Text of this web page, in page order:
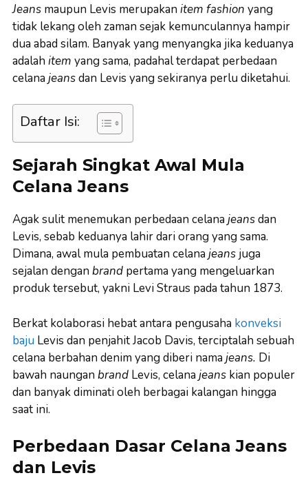
Jeans maupun Levis merupakan item fashion yang
tidak lekang oleh zaman sejak kemunculannya hampir
dua abad silam. Banyak yang menyangka jika keduanya
adalah item yang sama, padahal terdapat perbedaan
celana jeansdan Levis yang sekiranya perlu diketahui.
Daftar Isi:
Sejarah Singkat Awal Mula
Celana Jeans
Agak sulit menemukan perbedaan celana jeansdan
Levis, sebab keduanya lahir dari orang yang sama.
Dimana, awal mula pembuatan celana jeans juga
sejalan dengan brand pertama yang mengeluarkan
produk tersebut, yakni Levi Straus pada tahun 1873.
Berkat kolaborasi hebat antara pengusaha konveksi
baju Levis dan penjahit Jacob Davis, terciptalah sebuah
celana berbahan denim yang diberi nama jeans. Di
bawah naungan brand Levis, celana jeans kian populer
dan banyak diminati oleh berbagai kalangan hingga
saat ini.
Perbedaan Dasar Celana Jeans
dan Levis